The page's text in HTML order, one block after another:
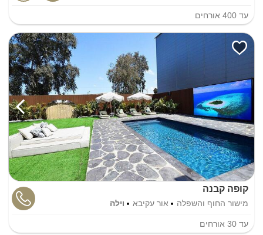
עד 400 אורחים
קופה קבנה
מישור החוף והשפלה אור עקיבא וילה
עד 30 אורחים